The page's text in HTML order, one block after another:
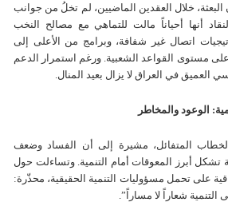
خلال العقدين الماضيين، لم تخلُ من جوانب
أنها أحياناً مالت للتماهي مع مصالح النخب
اتصال غير شفافة، وبرامج من الأعلى إلى
مستوى القواعد الشعبية. ورغم استمرار الدعم
العميق في العراق لا يزال بعيد المنال.
الوعود والمخاطر
المتفائل، مشيرة إلى أن الفساد وضعف
تشكل أبرز المعوقات أمام التنمية. وتساءلت حول
على تحمل مسؤوليات التنمية الحقيقية، محذّرة:
شعاراً لا مساراً”.